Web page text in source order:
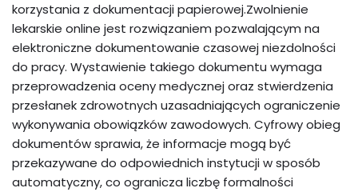
korzystania z dokumentacji papierowej.Zwolnienie
lekarskie online jest rozwiązaniem pozwalającym na
elektroniczne dokumentowanie czasowej niezdolności
do pracy. Wystawienie takiego dokumentu wymaga
przeprowadzenia oceny medycznej oraz stwierdzenia
przesłanek zdrowotnych uzasadniających ograniczenie
wykonywania obowiązków zawodowych. Cyfrowy obieg
dokumentów sprawia, że informacje mogą być
przekazywane do odpowiednich instytucji w sposób
automatyczny, co ogranicza liczbę formalności